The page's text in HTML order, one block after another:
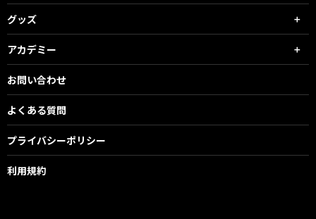
グッズ
アカデミー
お問い合わせ
よくある質問
プライバシーポリシー
利用規約